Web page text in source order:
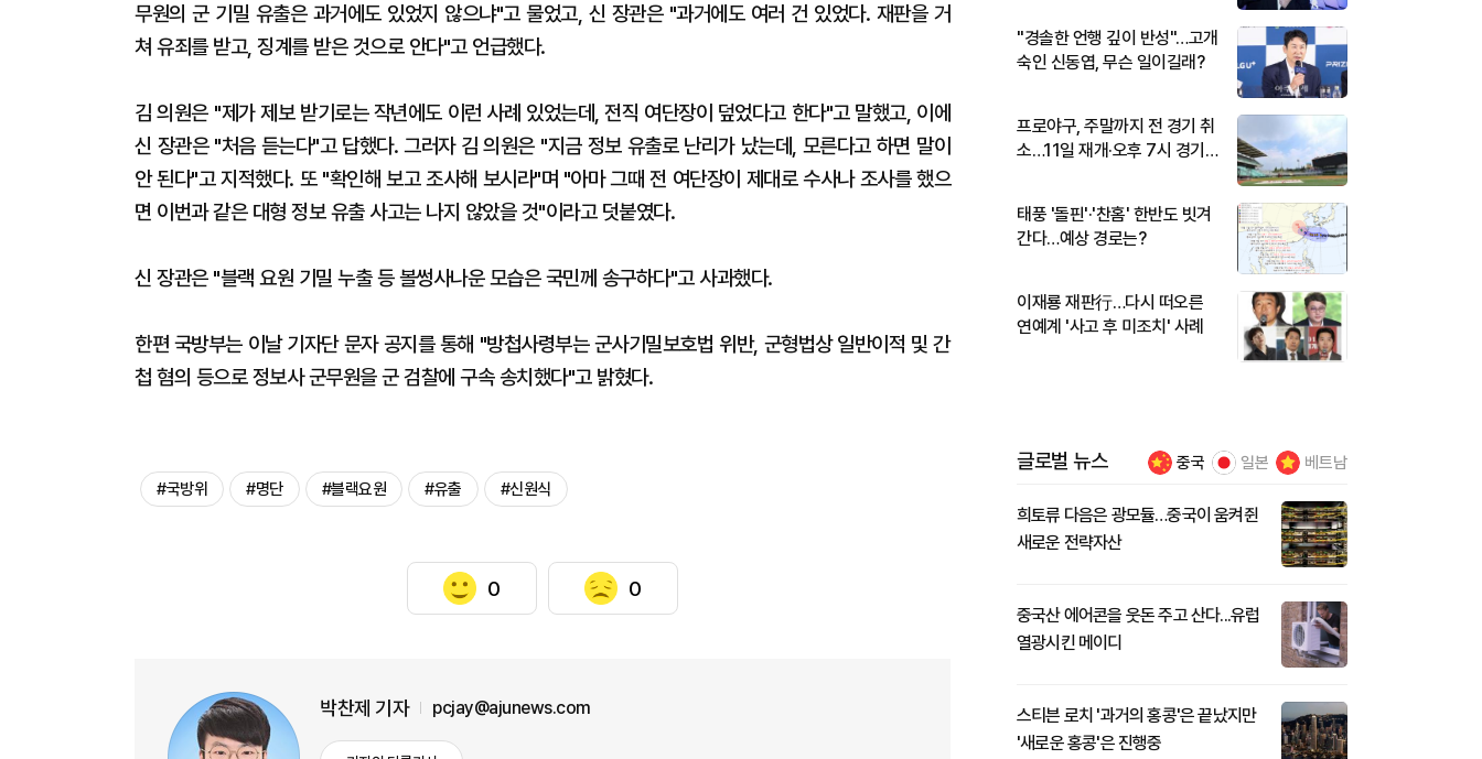
무원의 군 기밀 유출은 과거에도 있었지 않으냐"고 물었고, 신 장관은 "과거에도 여러 건 있었다. 재판을 거
쳐 유죄를 받고, 징계를 받은 것으로 안다"고 언급했다.
김 의원은 ''제가 제보 받기로는 작년에도 이런 사례 있었는데, 전직 여단장이 덮었다고 한다"고 말했고, 이에
신 장관은 "처음 듣는다"고 답했다. 그러자 김 의원은 "지금 정보 유출로 난리가 났는데, 모른다고 하면 말이
안 된다"고 지적했다. 또 "확인해 보고 조사해 보시라"며 "아마 그때 전 여단장이 제대로 수사나 조사를 했으
면 이번과 같은 대형 정보 유출 사고는 나지 않았을 것"이라고 덧붙였다.
신 장관은 "블랙 요원 기밀 누출 등 볼썽사나운 모습은 국민께 송구하다"고 사과했다.
한편 국방부는 이날 기자단 문자 공지를 통해 "방첩사령부는 군사기밀보호법 위반, 군형법상 일반이적 및 간
첩 혐의 등으로 정보사 군무원을 군 검찰에 구속 송치했다"고 밝혔다.
#국방위 #명단 #블랙요원 #유출 #신원식
0 0
박찬제 기자 pcjay@ajunews.com
"경솔한 언행 깊이 반성"…고개
숙인 신동엽, 무슨 일이길래?
프로야구, 주말까지 전 경기 취
소…11일 재개·오후 7시 경기
태풍 '돌핀'·'찬홈' 한반도 빗겨
간다…예상 경로는?
이재룡 재판行…다시 떠오른
연예계 '사고 후 미조치' 사례
글로벌 뉴스 중국 일본 베트남
희토류 다음은 광모듈…중국이 움켜쥔
새로운 전략자산
중국산 에어콘을 웃돈 주고 산다...유럽
열광시킨 메이디
스티븐 로치 '과거의 홍콩'은 끝났지만
'새로운 홍콩'은 진행중